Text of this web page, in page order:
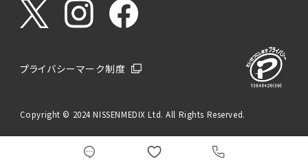
プライバシーマーク制度
Copyright © 2024 NISSENMEDIX Ltd. All Rights Reserved.